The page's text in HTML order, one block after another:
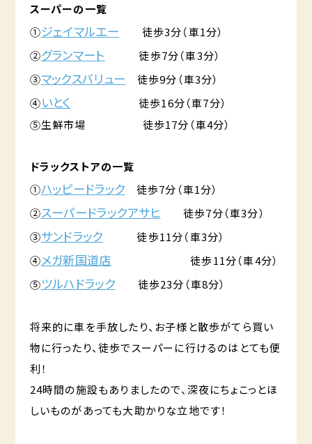
スーパーの一覧
①ジェイマルエー 徒歩3分（車1分）
②グランマート 徒歩7分（車3分）
③マックスバリュー 徒歩9分（車3分）
④いとく
徒歩16分（車7分）
⑤生鮮市場 徒歩17分（車4分）
ドラックストアの一覧
①ハッピードラック 徒歩7分（車1分）
②スーパードラックアサヒ 徒歩7分（車3分）
③サンドラック 徒歩11分（車3分）
④メガ新国道店 徒歩11分（車4分）
⑤ツルハドラック 徒歩23分（車8分）
将来的に車を手放したり、お子様と散歩がてら買い
物に行ったり、徒歩でスーパーに行けるのはとても便
利！
24時間の施設もありましたので、深夜にちょこっとほ
しいものがあっても大助かりな立地です！